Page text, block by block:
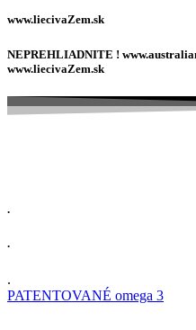
www.liecivaZem.sk
NEPREHLIADNITE !
www.liecivaZem.sk
.
.
.
PATENTOVANÉ omega 3